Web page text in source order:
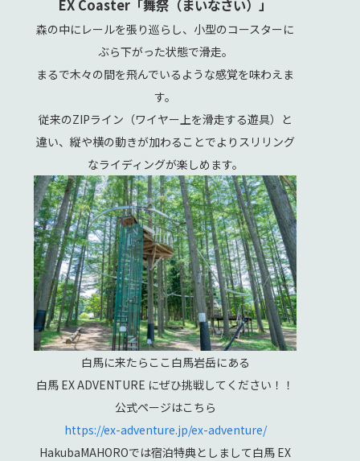
EX Coaster「舞祭（まいなさい）」
森の中にレールを張り巡らし、小型のコースターに
ぶら下がった状態で滑走。
まるで木々の間を飛んでいるような感覚を味わえま
す。
従来のZIPライン（ワイヤー上を滑走する遊具）と
違い、縦や横の動きが加わることでよりスリリング
なライディングが楽しめます。
白馬に来たらここ白馬岩岳にある
白馬 EX ADVENTURE にぜひ挑戦してください！！
公式ページはこちら
https://ex-adventure.jp/ex-adventure/
HakubaMAHOROでは宿泊特典としまして白馬 EX
プライバシーポリシーに同意します
I agree to theprivacy policy